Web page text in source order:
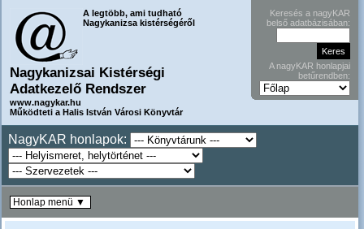
A legtöbb, ami tudható
Nagykanizsa kistérségéről
Nagykanizsai Kistérségi
Adatkezelő Rendszer
www.nagykar.hu
Működteti a Halis István Városi Könyvtár
Keresés a nagyKAR
belső adatbázisában:
A nagyKAR honlapjai
betűrendben:
NagyKAR honlapok:
Honlap menü ▼